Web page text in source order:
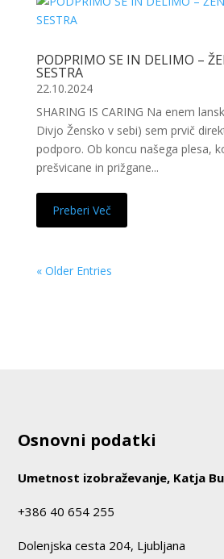
PODPRIMO SE IN DELIMO –
SESTRA
22.10.2024
SHARING IS CARING Na enem
Divjo Žensko v sebi) sem prvič
podporo. Ob koncu našega plesa,
prešvicane in prižgane...
Preberi Več
« Older Entries
Osnovni podatki
Umetnost izobraževanje, Katja
+386 40 654 255
Dolenjska cesta 204, Ljubljana